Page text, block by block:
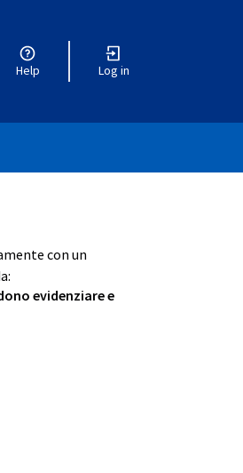
Help Log in
con un
evidenziare e